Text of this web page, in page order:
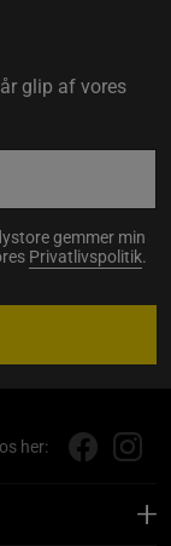
glip af vores
gemmer min
Privatlivspolitik.
her: